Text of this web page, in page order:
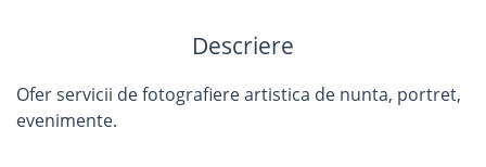
Descriere
Ofer servicii de fotografiere artistica de nunta, portret,
evenimente.